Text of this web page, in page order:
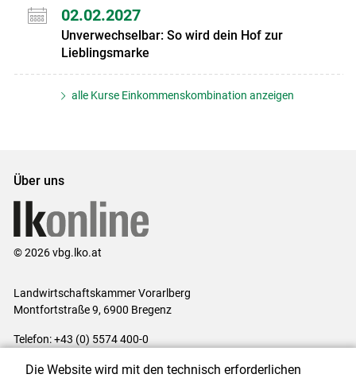
02.02.2027
Unverwechselbar: So wird dein Hof zur
Lieblingsmarke
alle Kurse Einkommenskombination anzeigen
Über uns
© 2026 vbg.lko.at
Landwirtschaftskammer Vorarlberg
Montfortstraße 9, 6900 Bregenz
Telefon: +43 (0) 5574 400-0
Die Website wird mit den technisch erforderlichen